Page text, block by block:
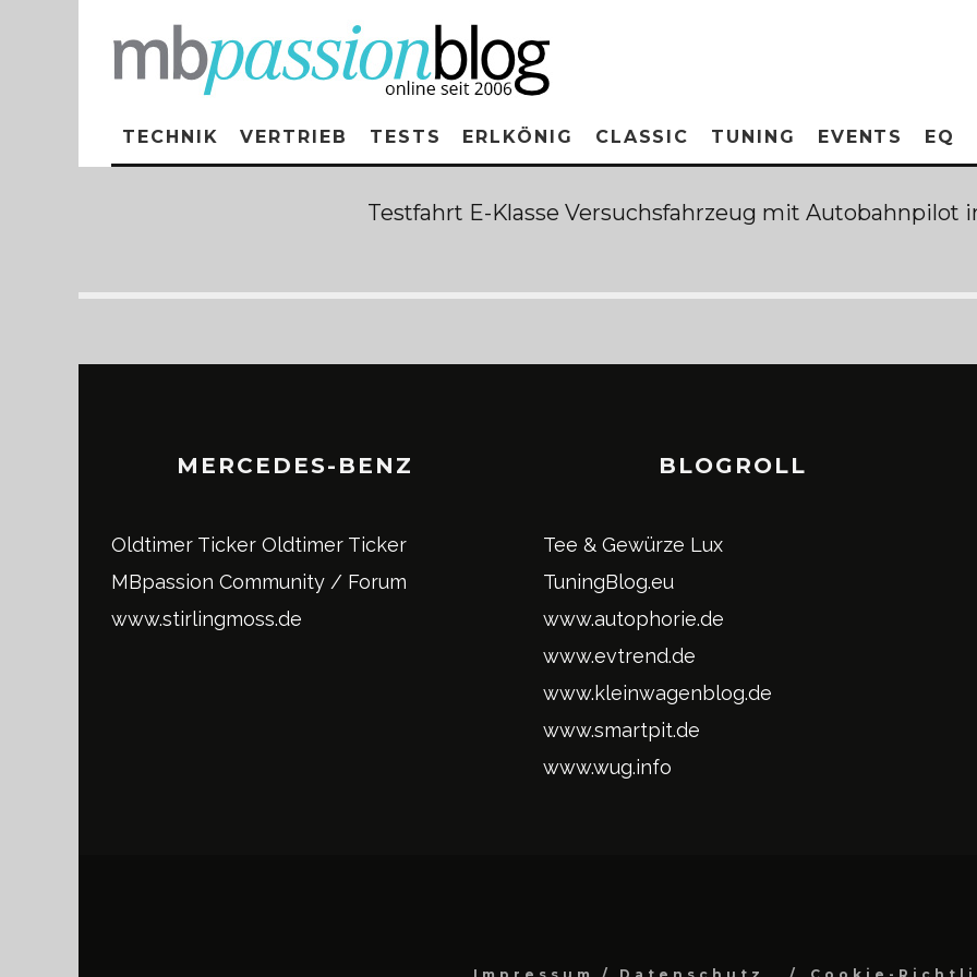
TECHNIK VERTRIEB TESTS ERLKÖNIG CLASSIC TUNING EVENTS EQ
Testfahrt E-Klasse Versuchsfahrzeug mit Autobahnpilot
MERCEDES-BENZ
Oldtimer Ticker Oldtimer Ticker
MBpassion Community / Forum
www.stirlingmoss.de
BLOGROLL
Tee & Gewürze Lux
TuningBlog.eu
www.autophorie.de
www.evtrend.de
www.kleinwagenblog.de
www.smartpit.de
www.wug.info